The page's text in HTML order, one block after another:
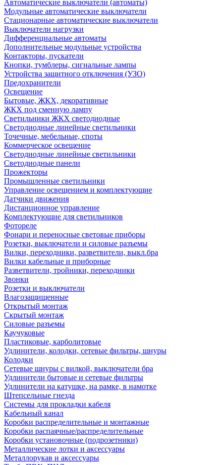
Автоматические выключатели (автоматы)
Модульные автоматические выключатели
Стационарные автоматические выключатели
Выключатели нагрузки
Дифференциальные автоматы
Дополнительные модульные устройства
Контакторы, пускатели
Кнопки, тумблеры, сигнальные лампы
Устройства защитного отключения (УЗО)
Предохранители
Освещение
Бытовые, ЖКХ, декоративные
ЖКХ под сменную лампу
Светильники ЖКХ светодиодные
Светодиодные линейные светильники
Точечные, мебельные, споты
Коммерческое освещение
Светодиодные линейные светильники
Светодиодные панели
Прожекторы
Промышленные светильники
Управление освещением и комплектующие
Датчики движения
Дистанционное управление
Комплектующие для светильников
Фотореле
Фонари и переносные световые приборы
Розетки, выключатели и силовые разъемы
Вилки, переходники, разветвители, выкл.бра
Вилки кабельные и приборные
Разветвители, тройники, переходники
Звонки
Розетки и выключатели
Влагозащищенные
Открытый монтаж
Скрытый монтаж
Силовые разъемы
Каучуковые
Пластиковые, карболитовые
Удлинители, колодки, сетевые фильтры, шнуры
Колодки
Сетевые шнуры с вилкой, выключатели бра
Удлинители бытовые и сетевые фильтры
Удлинители на катушке, на рамке, в намотке
Штепсельные гнезда
Системы для прокладки кабеля
Кабельный канал
Коробки распределительные и монтажные
Коробки распаячные/распределительные
Коробки установочные (подрозетники)
Металлические лотки и аксессуары
Металлорукав и аксессуары